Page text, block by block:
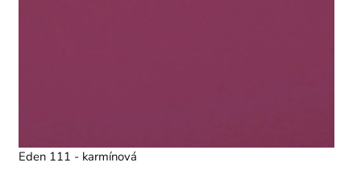
Eden 111 - karmínová